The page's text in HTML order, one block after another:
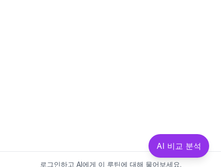
로그인하고 AI에게 이 루틴에 대해 물어보세요.
AI 비교 분석